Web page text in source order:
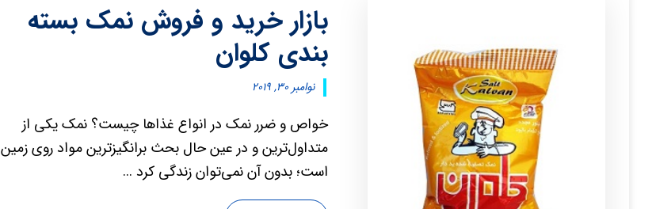
بازار خرید و فروش نمک بسته
بندی کلوان
نوامبر ۳۰, ۲۰۱۹
خواص و ضرر نمک در انواع غذاها چیست؟ نمک یکی از
متداول‌ترین و در عین حال بحث برانگیزترین مواد روی زمین
است؛ بدون آن نمی‌توان زندگی کرد ...